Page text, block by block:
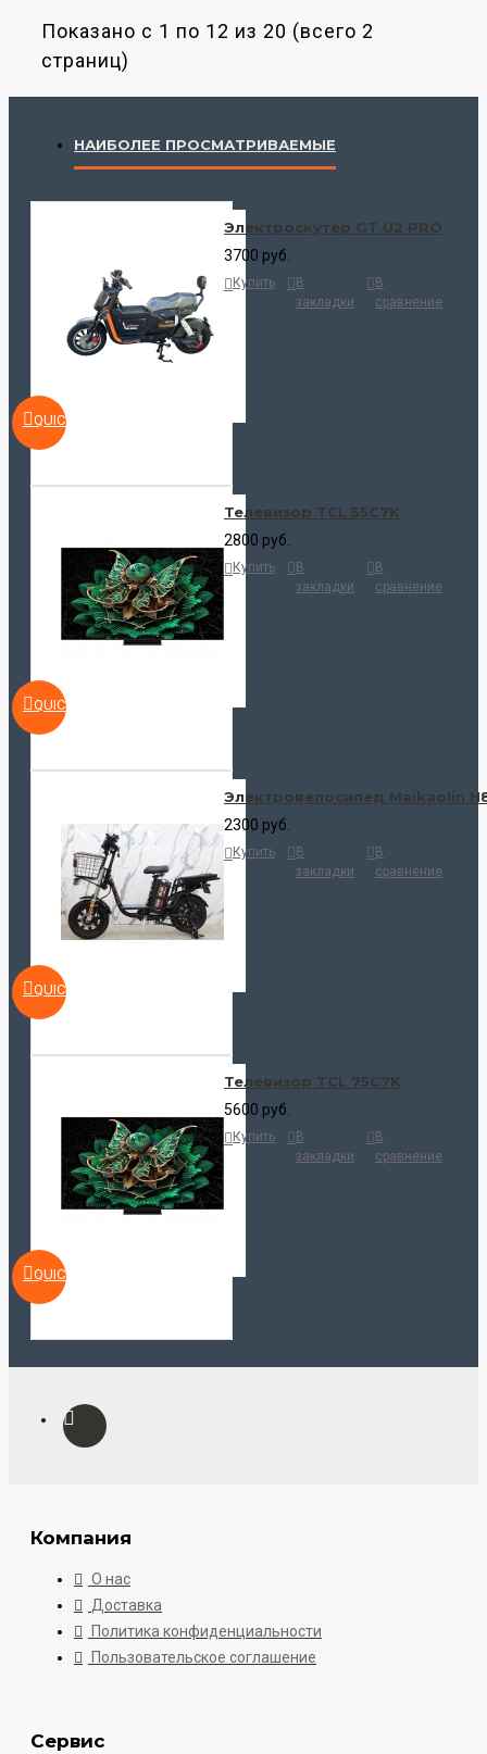
Показано с 1 по 12 из 20 (всего 2
страниц)
НАИБОЛЕЕ ПРОСМАТРИВАЕМЫЕ
QUICKVIEW
Электроскутер GT U2 PRO
3700 руб.
Купить
В
закладки
В
сравнение
QUICKVIEW
Телевизор TCL 55C7K
2800 руб.
Купить
В
закладки
В
сравнение
QUICKVIEW
Электровелосипед Maikaolin
2300 руб.
Купить
В
закладки
В
сравнение
QUICKVIEW
Телевизор TCL 75C7K
5600 руб.
Купить
В
закладки
В
сравнение
Компания
О нас
Доставка
Политика конфиденциальности
Пользовательское соглашение
Сервис